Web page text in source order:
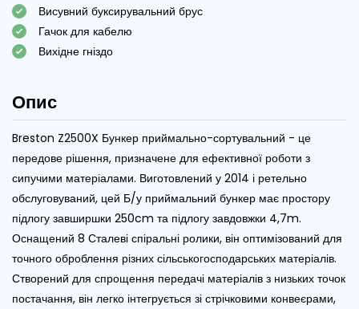
Висувний буксирувальний брус
Гачок для кабелю
Вихідне гніздо
Опис
Breston Z2500X Бункер приймально-сортувальний - це
передове рішення, призначене для ефективної роботи з
сипучими матеріалами. Виготовлений у 2014 і ретельно
обслуговуваний, цей Б/у приймальний бункер має простору
підлогу завширшки 250cm та підлогу завдовжки 4,7m.
Оснащений 8 Сталеві спіральні ролики, він оптимізований для
точного оброблення різних сільськогосподарських матеріалів.
Створений для спрощення передачі матеріалів з низьких точок
постачання, він легко інтегрується зі стрічковими конвеєрами,